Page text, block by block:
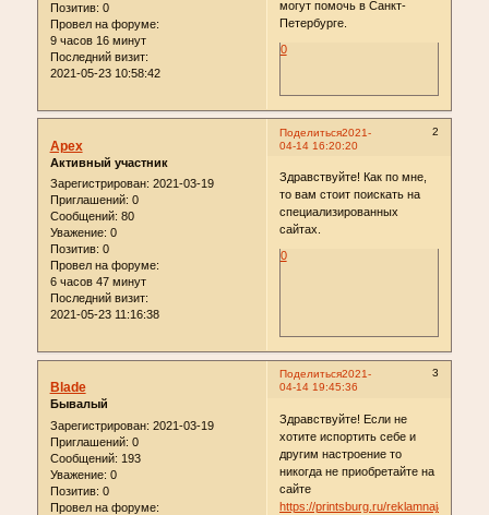
Позитив: 0
Провел на форуме:
9 часов 16 минут
Последний визит:
2021-05-23 10:58:42
могут помочь в Санкт-
Петербурге.
0
Поделиться 2
2021-
04-14 16:20:20
Apex
Активный участник
Зарегистрирован: 2021-03-19
Приглашений: 0
Сообщений: 80
Уважение: 0
Позитив: 0
Провел на форуме:
6 часов 47 минут
Последний визит:
2021-05-23 11:16:38
Здравствуйте! Как по мне,
то вам стоит поискать на
специализированных
сайтах.
0
Поделиться 3
2021-
04-14 19:45:36
Blade
Бывалый
Зарегистрирован: 2021-03-19
Приглашений: 0
Сообщений: 193
Уважение: 0
Позитив: 0
Провел на форуме:
Здравствуйте! Если не
хотите испортить себе и
другим настроение то
никогда не приобретайте на
сайте
https://printsburg.ru/reklamnaja-